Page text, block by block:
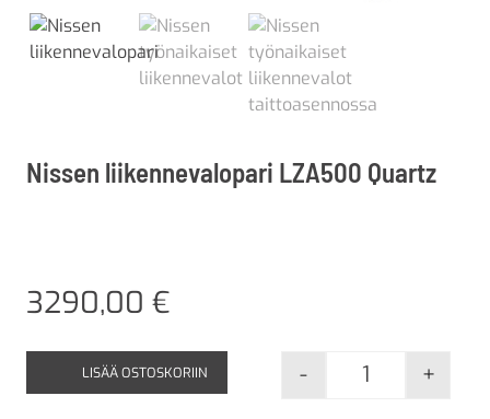
Nissen liikennevalopari LZA500 Quartz
3290,00 €
Nissen
- +
LISÄÄ OSTOSKORIIN